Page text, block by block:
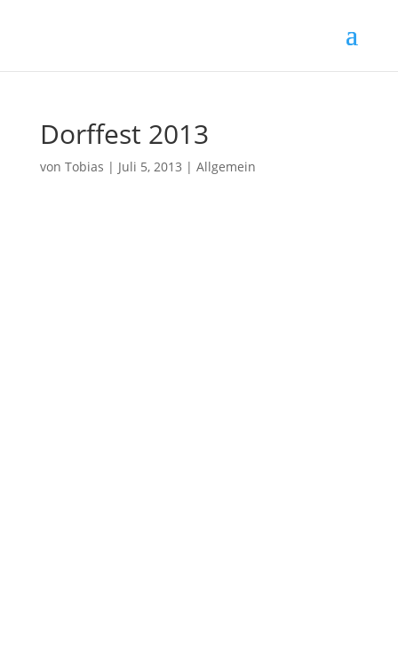
Dorffest 2013
von Tobias | Juli 5, 2013 | Allgemein